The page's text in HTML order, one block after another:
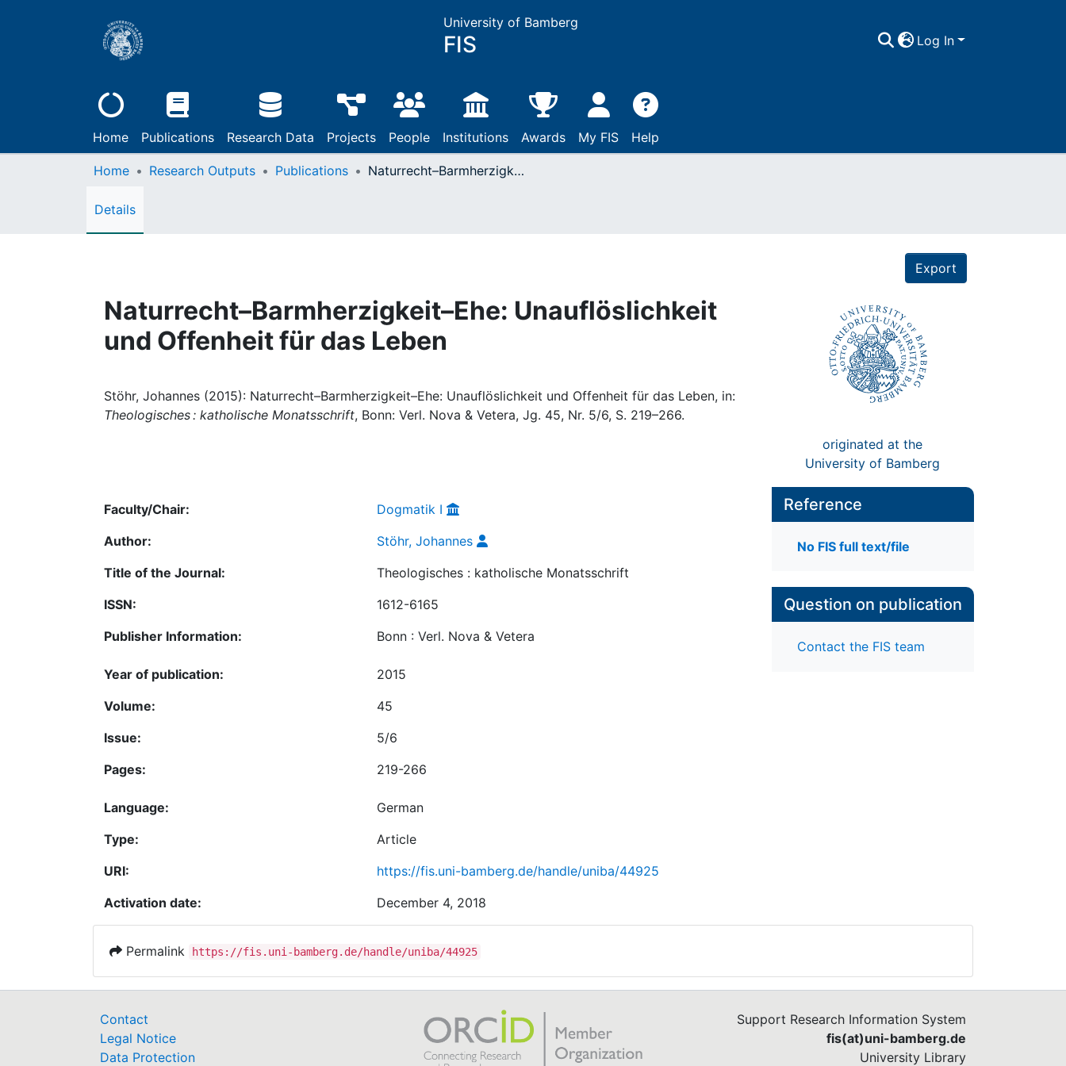
University of Bamberg
FIS Log In
Home Publications Research Data Projects People Institutions Awards My FIS Help
Home Research Outputs Publications Naturrecht–Barmherzigkeit–Ehe: Unauflöslichkeit und Offen­heit für das Leben
Details
Export
Naturrecht–Barmherzigkeit–Ehe: Unauflöslichkeit
und Offen­heit für das Leben
Stöhr, Johannes (2015): Naturrecht–Barmherzigkeit–Ehe: Unauflöslichkeit und Offen­heit für das Leben, in:
Theologisches : katholische Monatsschrift, Bonn: Verl. Nova & Vetera, Jg. 45, Nr. 5/6, S. 219–266.
originated at the
University of Bamberg
Faculty/Chair:
Dogmatik I
Author:
Stöhr, Johannes
Title of the Journal:
Theologisches : katholische Monatsschrift
ISSN:
1612-6165
Publisher Information:
Bonn : Verl. Nova & Vetera
Year of publication:
2015
Volume:
45
Issue:
5/6
Pages:
219-266
Language:
German
Type:
Article
URI:
https://fis.uni-bamberg.de/handle/uniba/44925
Activation date:
December 4, 2018
Reference
No FIS full text/file
Question on publication
Contact the FIS team
Permalink https://fis.uni-bamberg.de/handle/uniba/44925
Contact
Legal Notice
Data Protection
Support Research Information System
fis(at)uni-bamberg.de
University Library